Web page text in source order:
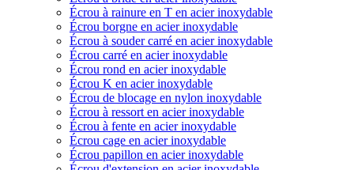
Écrou à rainure en T en acier inoxydable
Écrou borgne en acier inoxydable
Écrou à souder carré en acier inoxydable
Écrou carré en acier inoxydable
Écrou rond en acier inoxydable
Écrou K en acier inoxydable
Écrou de blocage en nylon inoxydable
Écrou à ressort en acier inoxydable
Écrou à fente en acier inoxydable
Écrou cage en acier inoxydable
Écrou papillon en acier inoxydable